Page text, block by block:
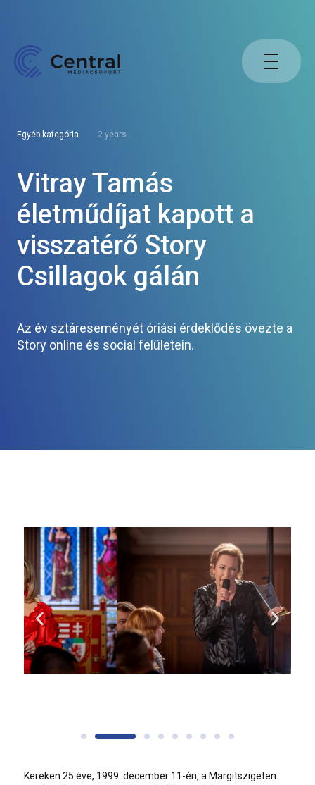
Egyéb kategória 2 years
Vitray Tamás
életműdíjat kapott a
visszatérő Story
Csillagok gálán
Az év sztáreseményét óriási érdeklődés övezte a
Story online és social felületein.
Kereken 25 éve, 1999. december 11-én, a Margitszigeten